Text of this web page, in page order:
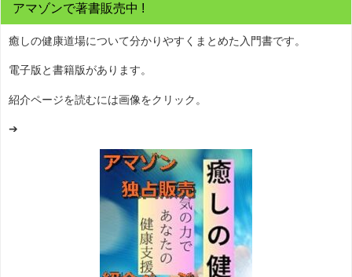
アマゾンで著書販売中 !
癒しの健康道場について分かりやすくまとめた入門書です。
電子版と書籍版があります。
紹介ページを読むには画像をクリック。
➔